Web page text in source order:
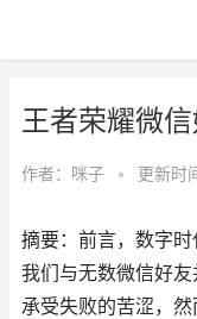
王者荣耀微
作者： 咪子 • 更新时
摘要：前言，数字时
我们与无数微信好
承受失败的苦涩，